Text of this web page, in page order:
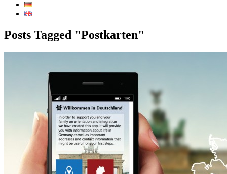
Posts Tagged "Postkarten"